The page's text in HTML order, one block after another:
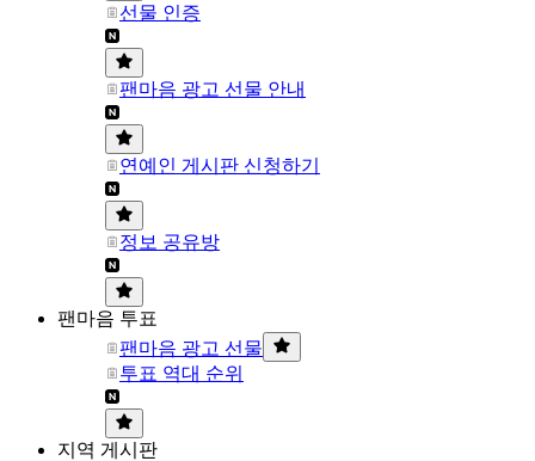
선물 인증
팬마음 광고 선물 안내
연예인 게시판 신청하기
정보 공유방
팬마음 투표
팬마음 광고 선물
투표 역대 순위
지역 게시판